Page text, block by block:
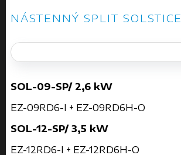
NÁSTENNÝ SPLIT SOLSTICE
SOL-09-SP/ 2,6 kW
EZ-09RD6-I + EZ-09RD6H-O
SOL-12-SP/ 3,5 kW
EZ-12RD6-I + EZ-12RD6H-O